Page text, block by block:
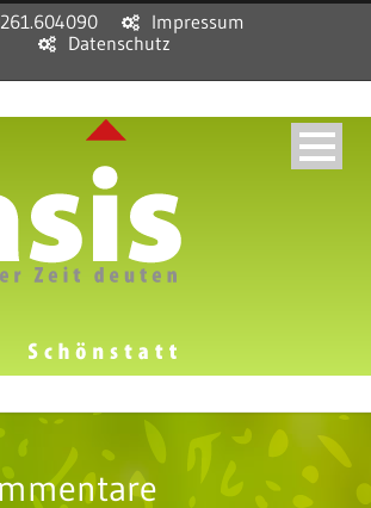
Impressum
Datenschutz